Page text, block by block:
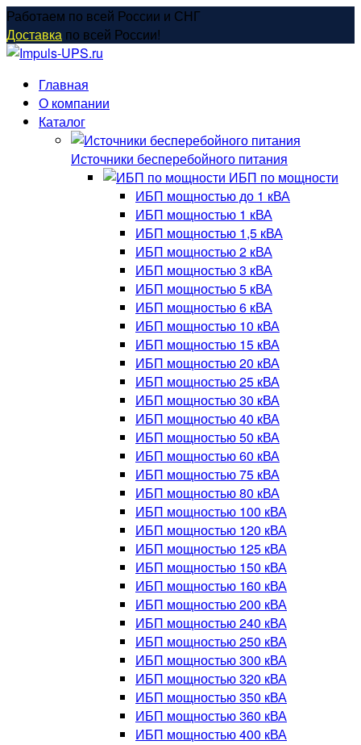
Перейти
к
содержанию
Работаем по всей России и СНГ
Доставка по всей России!
Главная
О компании
Каталог
Источники бесперебойного питания
ИБП по мощности
ИБП мощностью до 1 кВА
ИБП мощностью 1 кВА
ИБП мощностью 1,5 кВА
ИБП мощностью 2 кВА
ИБП мощностью 3 кВА
ИБП мощностью 5 кВА
ИБП мощностью 6 кВА
ИБП мощностью 10 кВА
ИБП мощностью 15 кВА
ИБП мощностью 20 кВА
ИБП мощностью 25 кВА
ИБП мощностью 30 кВА
ИБП мощностью 40 кВА
ИБП мощностью 50 кВА
ИБП мощностью 60 кВА
ИБП мощностью 75 кВА
ИБП мощностью 80 кВА
ИБП мощностью 100 кВА
ИБП мощностью 120 кВА
ИБП мощностью 125 кВА
ИБП мощностью 150 кВА
ИБП мощностью 160 кВА
ИБП мощностью 200 кВА
ИБП мощностью 240 кВА
ИБП мощностью 250 кВА
ИБП мощностью 300 кВА
ИБП мощностью 320 кВА
ИБП мощностью 350 кВА
ИБП мощностью 360 кВА
ИБП мощностью 400 кВА